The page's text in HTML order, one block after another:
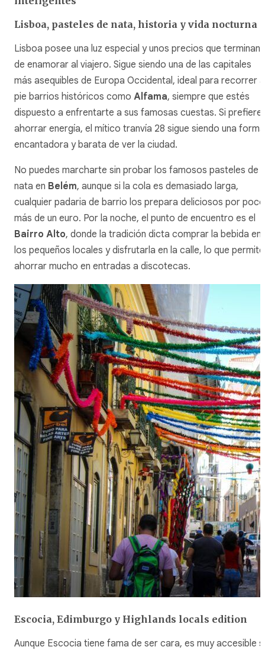
Lisboa, pasteles de nata, historia y vida nocturna
Lisboa posee una luz especial y unos precios que terminan
de enamorar al viajero. Sigue siendo una de las capitales
más asequibles de Europa Occidental, ideal para recorrer a
pie barrios históricos como Alfama, siempre que estés
dispuesto a enfrentarte a sus famosas cuestas. Si
ahorrar energía, el mítico tranvía 28 sigue siendo una forma
encantadora y barata de ver la ciudad.
No puedes marcharte sin probar los famosos pasteles de
nata en Belém, aunque si la cola es demasiado larga,
cualquier padaria de barrio los prepara deliciosos por poco
más de un euro. Por la noche, el punto de encuentro es el
Bairro Alto, donde la tradición dicta comprar la bebida en
los pequeños locales y disfrutarla en la calle, lo que permite
ahorrar mucho en entradas a discotecas.
Escocia, Edimburgo y Highlands locals edition
Aunque Escocia tiene fama de ser cara, es muy accesible si